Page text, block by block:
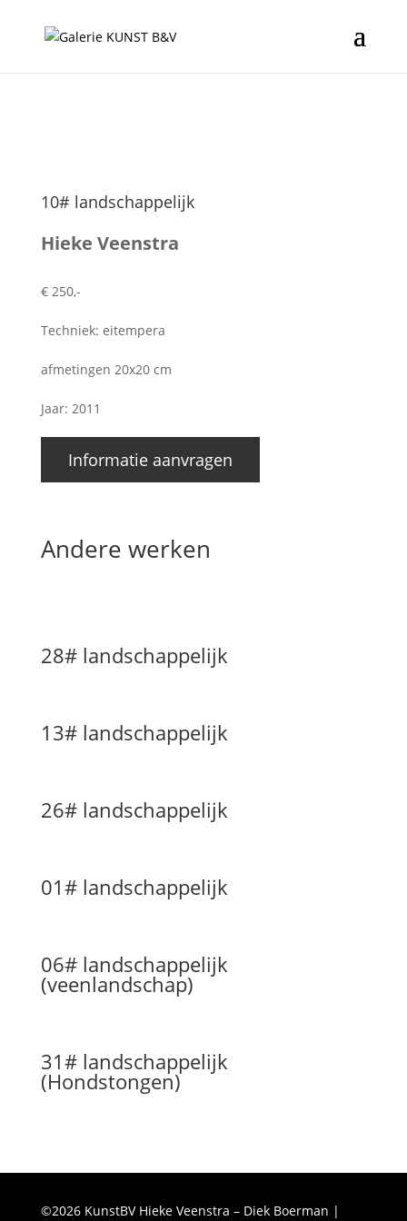
10# landschappelijk
Hieke Veenstra
€ 250,-
Techniek: eitempera
afmetingen 20x20 cm
Jaar: 2011
Informatie aanvragen
Andere werken
28# landschappelijk
13# landschappelijk
26# landschappelijk
01# landschappelijk
06# landschappelijk
(veenlandschap)
31# landschappelijk
(Hondstongen)
©2026 KunstBV Hieke Veenstra – Diek Boerman |